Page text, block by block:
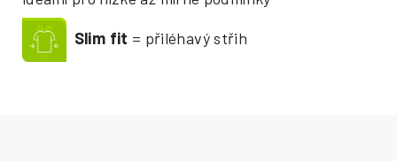
Slim fit = přiléhavý střih